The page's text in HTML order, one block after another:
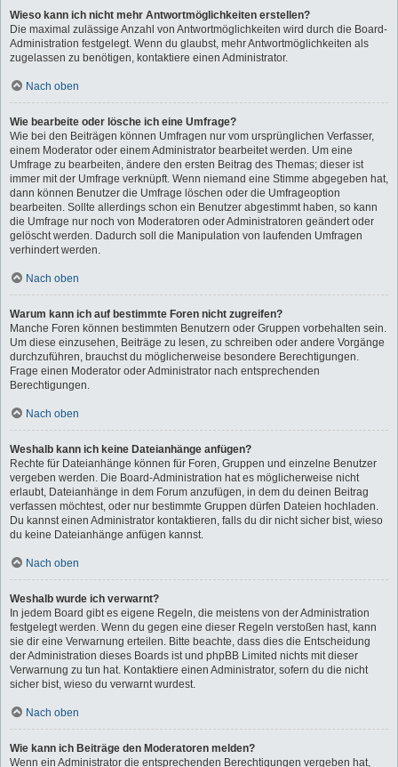
Wieso kann ich nicht mehr Antwortmöglichkeiten erstellen?
Die maximal zulässige Anzahl von Antwortmöglichkeiten wird durch die Board-
Administration festgelegt. Wenn du glaubst, mehr Antwortmöglichkeiten als
zugelassen zu benötigen, kontaktiere einen Administrator.
Nach oben
Wie bearbeite oder lösche ich eine Umfrage?
Wie bei den Beiträgen können Umfragen nur vom ursprünglichen Verfasser,
einem Moderator oder einem Administrator bearbeitet werden. Um eine
Umfrage zu bearbeiten, ändere den ersten Beitrag des Themas; dieser ist
immer mit der Umfrage verknüpft. Wenn niemand eine Stimme abgegeben hat,
dann können Benutzer die Umfrage löschen oder die Umfrageoption
bearbeiten. Sollte allerdings schon ein Benutzer abgestimmt haben, so kann
die Umfrage nur noch von Moderatoren oder Administratoren geändert oder
gelöscht werden. Dadurch soll die Manipulation von laufenden Umfragen
verhindert werden.
Nach oben
Warum kann ich auf bestimmte Foren nicht zugreifen?
Manche Foren können bestimmten Benutzern oder Gruppen vorbehalten sein.
Um diese einzusehen, Beiträge zu lesen, zu schreiben oder andere Vorgänge
durchzuführen, brauchst du möglicherweise besondere Berechtigungen.
Frage einen Moderator oder Administrator nach entsprechenden
Berechtigungen.
Nach oben
Weshalb kann ich keine Dateianhänge anfügen?
Rechte für Dateianhänge können für Foren, Gruppen und einzelne Benutzer
vergeben werden. Die Board-Administration hat es möglicherweise nicht
erlaubt, Dateianhänge in dem Forum anzufügen, in dem du deinen Beitrag
verfassen möchtest, oder nur bestimmte Gruppen dürfen Dateien hochladen.
Du kannst einen Administrator kontaktieren, falls du dir nicht sicher bist, wieso
du keine Dateianhänge anfügen kannst.
Nach oben
Weshalb wurde ich verwarnt?
In jedem Board gibt es eigene Regeln, die meistens von der Administration
festgelegt werden. Wenn du gegen eine dieser Regeln verstoßen hast, kann
sie dir eine Verwarnung erteilen. Bitte beachte, dass dies die Entscheidung
der Administration dieses Boards ist und phpBB Limited nichts mit dieser
Verwarnung zu tun hat. Kontaktiere einen Administrator, sofern du die nicht
sicher bist, wieso du verwarnt wurdest.
Nach oben
Wie kann ich Beiträge den Moderatoren melden?
Wenn ein Administrator die entsprechenden Berechtigungen vergeben hat,